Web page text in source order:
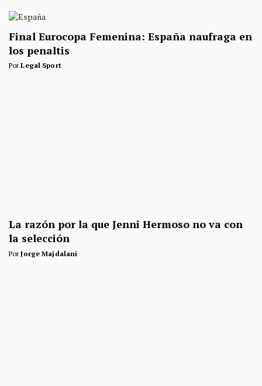
Final Eurocopa Femenina: España naufraga en
los penaltis
PorLegal Sport
La razón por la que Jenni Hermoso no va con
la selección
PorJorge Majdalani